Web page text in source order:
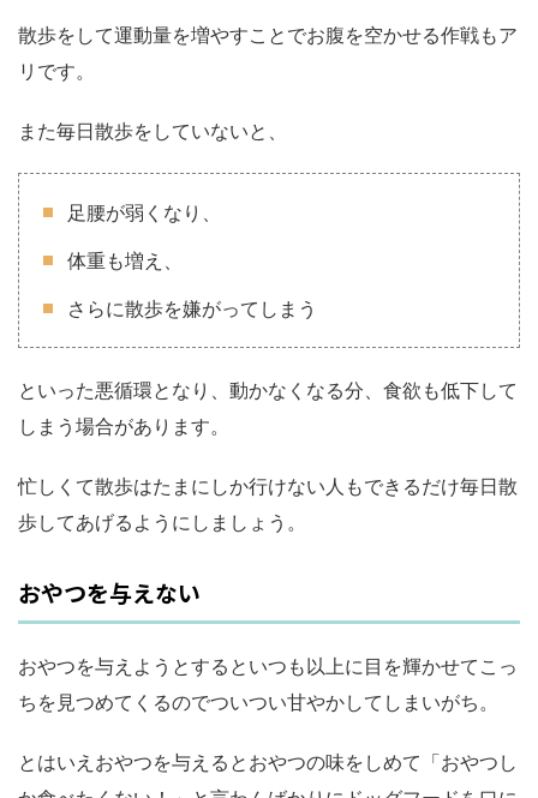
散歩をして運動量を増やすことでお腹を空かせる作戦もア
リです。
また毎日散歩をしていないと、
足腰が弱くなり、
体重も増え、
さらに散歩を嫌がってしまう
といった悪循環となり、動かなくなる分、食欲も低下して
しまう場合があります。
忙しくて散歩はたまにしか行けない人もできるだけ毎日散
歩してあげるようにしましょう。
おやつを与えない
おやつを与えようとするといつも以上に目を輝かせてこっ
ちを見つめてくるのでついつい甘やかしてしまいがち。
とはいえおやつを与えるとおやつの味をしめて「おやつし